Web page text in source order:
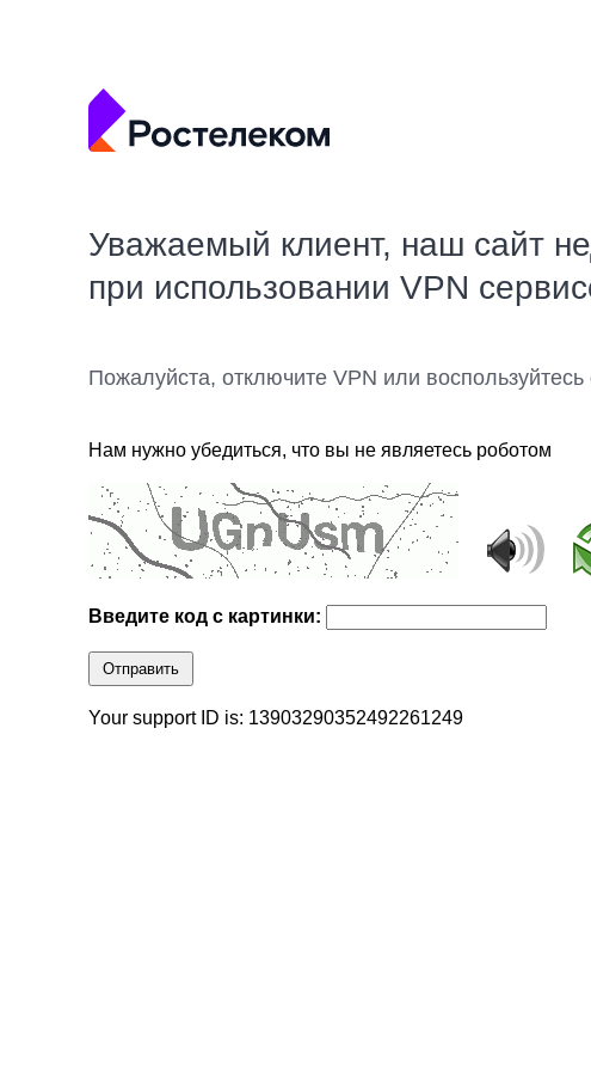
Уважаемый клиент, наш сайт
при использовании VPN
Пожалуйста, отключите VPN или
Нам нужно убедиться, что вы не являетесь роботом
Введите код с картинки:
Отправить
Your support ID is: 13903290352492261249